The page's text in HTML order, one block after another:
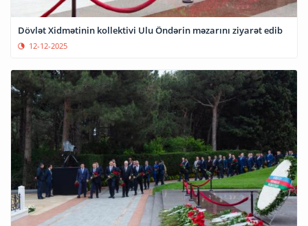
Dövlət Xidmətinin kollektivi Ulu Öndərin məzarını ziyarət edib
12-12-2025